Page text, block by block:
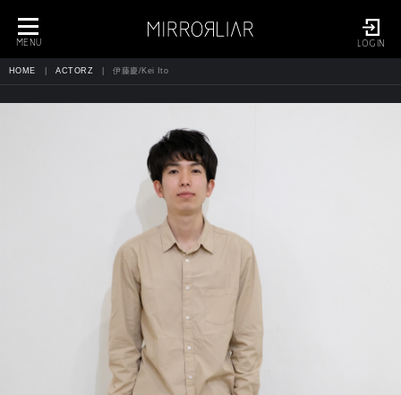
LOGIN
toggle
navigation
MENU
HOME ACTORZ 伊藤慶/Kei Ito